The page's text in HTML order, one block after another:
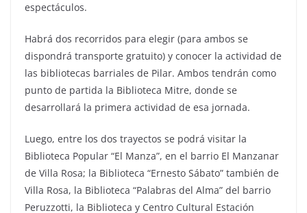
espectáculos.
Habrá dos recorridos para elegir (para ambos se
dispondrá transporte gratuito) y conocer la actividad de
las bibliotecas barriales de Pilar. Ambos tendrán como
punto de partida la Biblioteca Mitre, donde se
desarrollará la primera actividad de esa jornada.
Luego, entre los dos trayectos se podrá visitar la
Biblioteca Popular “El Manza”, en el barrio El Manzanar
de Villa Rosa; la Biblioteca “Ernesto Sábato” también de
Villa Rosa, la Biblioteca “Palabras del Alma” del barrio
Peruzzotti, la Biblioteca y Centro Cultural Estación